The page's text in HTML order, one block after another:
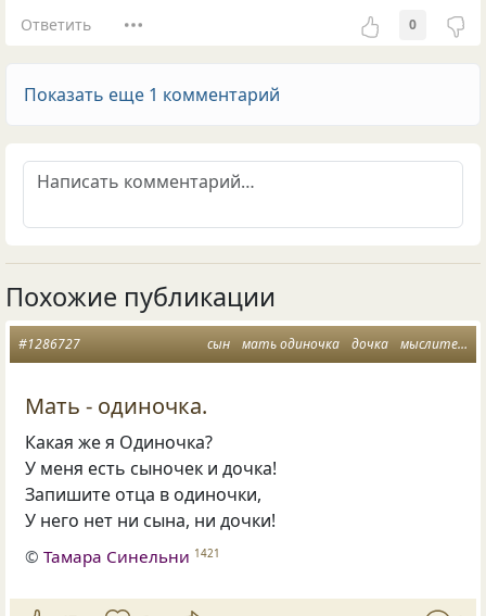
Ответить 0
Показать еще 1 комментарий
Похожие публикации
сын мать одиночка дочка мыслитель месяца
#1286727
Мать - одиночка.
Какая же я Одиночка?
У меня есть сыночек и дочка!
Запишите отца в одиночки,
У него нет ни сына, ни дочки!
©Тамара Синельни 1421